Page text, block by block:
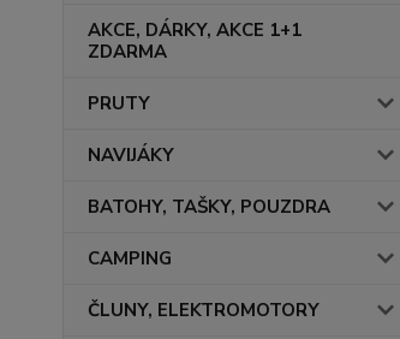
AKCE, DÁRKY, AKCE 1+1
ZDARMA
PRUTY
NAVIJÁKY
BATOHY, TAŠKY, POUZDRA
CAMPING
ČLUNY, ELEKTROMOTORY